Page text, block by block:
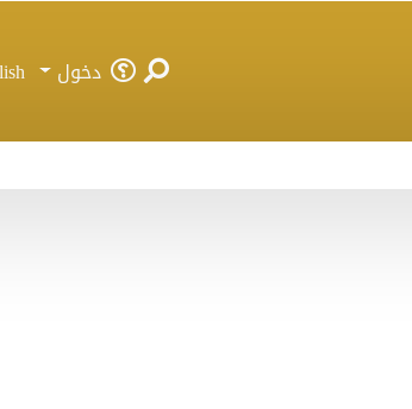
دخول